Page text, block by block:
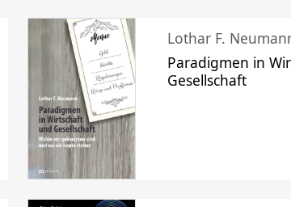
Lothar F.
Paradigmen in
Gesellschaft